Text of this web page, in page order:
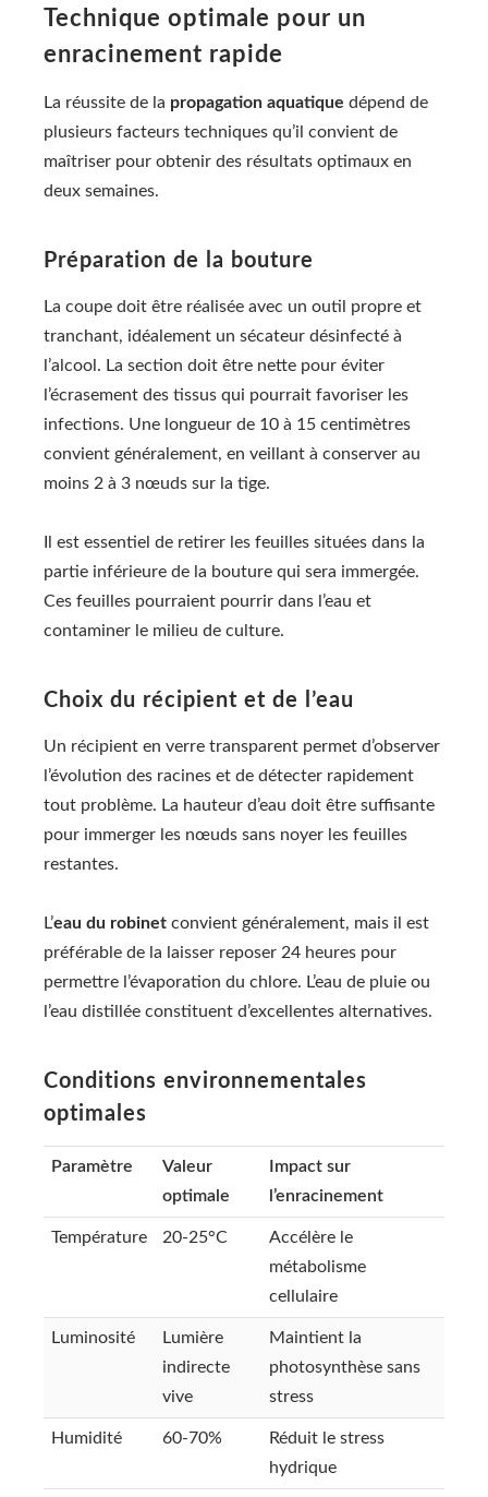
Technique optimale pour un
enracinement rapide
La réussite de la propagation aquatique dépend de
plusieurs facteurs techniques qu’il convient de
maîtriser pour obtenir des résultats optimaux en
deux semaines.
Préparation de la bouture
La coupe doit être réalisée avec un outil propre et
tranchant, idéalement un sécateur désinfecté à
l’alcool. La section doit être nette pour éviter
l’écrasement des tissus qui pourrait favoriser les
infections. Une longueur de 10 à 15 centimètres
convient généralement, en veillant à conserver au
moins 2 à 3 nœuds sur la tige.
Il est essentiel de retirer les feuilles situées dans la
partie inférieure de la bouture qui sera immergée.
Ces feuilles pourraient pourrir dans l’eau et
contaminer le milieu de culture.
Choix du récipient et de l’eau
Un récipient en verre transparent permet d’observer
l’évolution des racines et de détecter rapidement
tout problème. La hauteur d’eau doit être suffisante
pour immerger les nœuds sans noyer les feuilles
restantes.
L’eau du robinet convient généralement, mais il est
préférable de la laisser reposer 24 heures pour
permettre l’évaporation du chlore. L’eau de pluie ou
l’eau distillée constituent d’excellentes alternatives.
Conditions environnementales
optimales
Paramètre
Valeur
optimale
Impact sur
l’enracinement
Température 20-25°C
Accélère le
métabolisme
cellulaire
Luminosité
Lumière
indirecte
vive
Maintient la
photosynthèse sans
stress
Humidité 60-70%
Réduit le stress
hydrique